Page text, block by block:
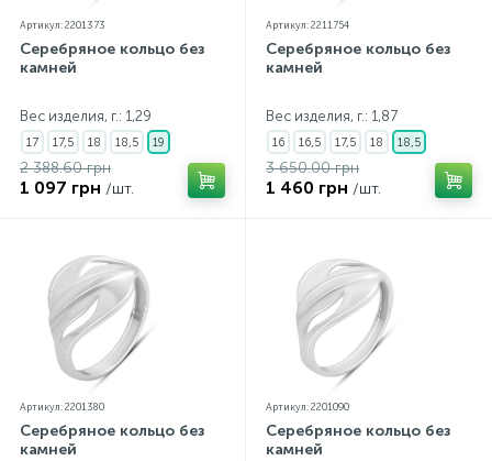
Артикул: 2201373
Серебряное кольцо без
камней
Вес изделия, г.: 1,29
17 17,5 18 18,5 19
2 388.60 грн
1 097 грн /шт.
Артикул: 2211754
Серебряное кольцо без
камней
Вес изделия, г.: 1,87
16 16,5 17,5 18 18,5
3 650.00 грн
1 460 грн /шт.
Артикул: 2201380
Серебряное кольцо без
камней
Артикул: 2201090
Серебряное кольцо без
камней